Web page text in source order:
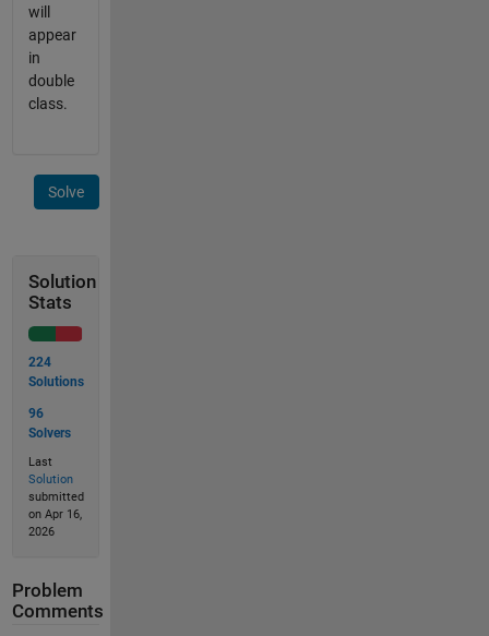
will
appear
in
double
class.
Solve
Solution
Stats
224
Solutions
96
Solvers
Last
Solution
submitted
on Apr 16,
2026
Problem
Comments